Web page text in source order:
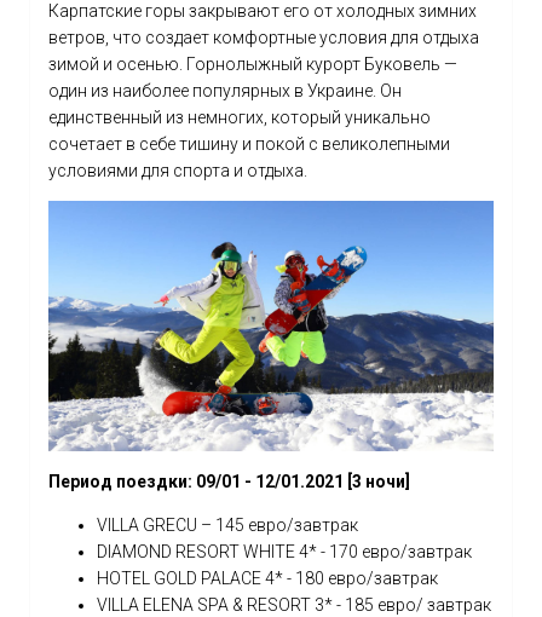
Карпатские горы закрывают его от холодных зимних
ветров, что создает комфортные условия для отдыха
зимой и осенью. Горнолыжный курорт Буковель —
один из наиболее популярных в Украине. Он
единственный из немногих, который уникально
сочетает в себе тишину и покой с великолепными
условиями для спорта и отдыха.
Период поездки: 09/01 - 12/01.2021 [3 ночи]
VILLA GRECU – 145 евро/завтрак
DIAMOND RESORT WHITE 4* - 170 евро/завтрак
HOTEL GOLD PALACE 4* - 180 евро/завтрак
VILLA ELENA SPA & RESORT 3* - 185 евро/ завтрак